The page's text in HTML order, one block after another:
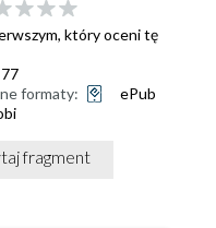
który oceni tę
77
formaty:
ePub
fragment